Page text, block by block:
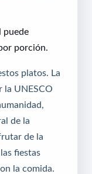
puede
porción.
platos. La
la UNESCO
de la
de la
fiestas
la comida.